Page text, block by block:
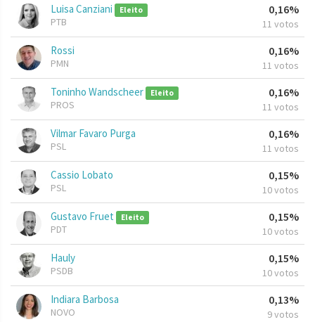
Luisa Canziani Eleito
PTB
0,16%
11 votos
Rossi
PMN
0,16%
11 votos
Toninho Wandscheer Eleito
PROS
0,16%
11 votos
Vilmar Favaro Purga
PSL
0,16%
11 votos
Cassio Lobato
PSL
0,15%
10 votos
Gustavo Fruet Eleito
PDT
0,15%
10 votos
Hauly
PSDB
0,15%
10 votos
Indiara Barbosa
NOVO
0,13%
9 votos